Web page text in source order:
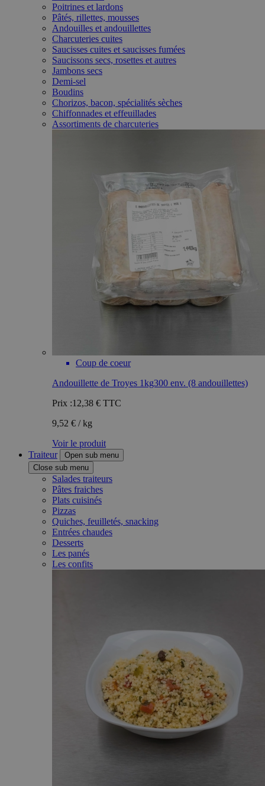
Poitrines et lardons
Pâtés, rillettes, mousses
Andouilles et andouillettes
Charcuteries cuites
Saucisses cuites et saucisses fumées
Saucissons secs, rosettes et autres
Jambons secs
Demi-sel
Boudins
Chorizos, bacon, spécialités sèches
Chiffonnades et effeuillades
Assortiments de charcuteries
Coup de coeur
Andouillette de Troyes 1kg300 env. (8 andouillettes)
Prix :12,38 € TTC
9,52 € / kg
Voir le produit
Traiteur
Open sub menu
Close sub menu
Salades traiteurs
Pâtes fraiches
Plats cuisinés
Pizzas
Quiches, feuilletés, snacking
Entrées chaudes
Desserts
Les panés
Les confits